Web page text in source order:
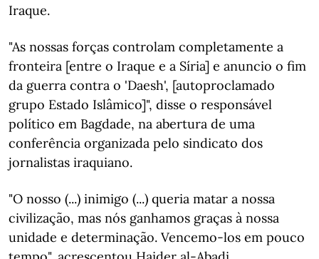
Iraque.
"As nossas forças controlam completamente a
fronteira [entre o Iraque e a Síria] e anuncio o fim
da guerra contra o 'Daesh', [autoproclamado
grupo Estado Islâmico]", disse o responsável
político em Bagdade, na abertura de uma
conferência organizada pelo sindicato dos
jornalistas iraquiano.
"O nosso (...) inimigo (...) queria matar a nossa
civilização, mas nós ganhamos graças à nossa
unidade e determinação. Vencemo-los em pouco